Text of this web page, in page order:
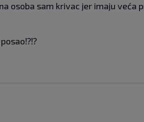
osoba sam krivac jer imaju veća
posao⁉️⁉️